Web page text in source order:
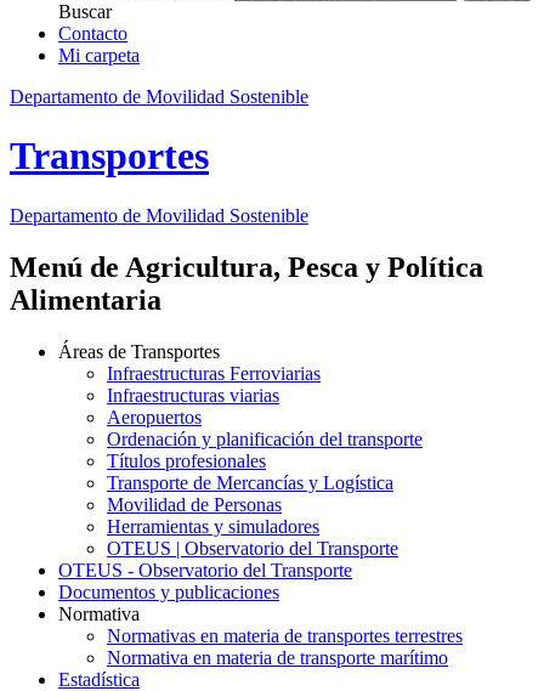
Buscar
Contacto
Mi carpeta
Departamento de Movilidad Sostenible
Transportes
Departamento de Movilidad Sostenible
Menú de Agricultura, Pesca y Política
Alimentaria
Áreas de Transportes
Infraestructuras Ferroviarias
Infraestructuras viarias
Aeropuertos
Ordenación y planificación del transporte
Títulos profesionales
Transporte de Mercancías y Logística
Movilidad de Personas
Herramientas y simuladores
OTEUS | Observatorio del Transporte
OTEUS - Observatorio del Transporte
Documentos y publicaciones
Normativa
Normativas en materia de transportes terrestres
Normativa en materia de transporte marítimo
Estadística